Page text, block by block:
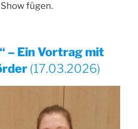
fügen.
– Ein Vortrag mit
(17.03.2026)